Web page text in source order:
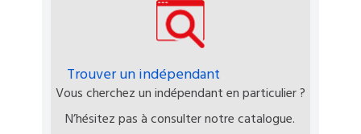
Trouver un indépendant
Vous cherchez un indépendant en particulier ?
N’hésitez pas à consulter notre catalogue.